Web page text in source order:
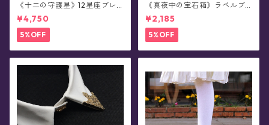
《十二の守護星》12星座ブレ
スレット
¥4,750
5%OFF
《真夜中の宝石箱》ラペルブ
ローチ(襟ブローチ)/チェーン
付きタックピン(全78種)
¥2,185
5%OFF